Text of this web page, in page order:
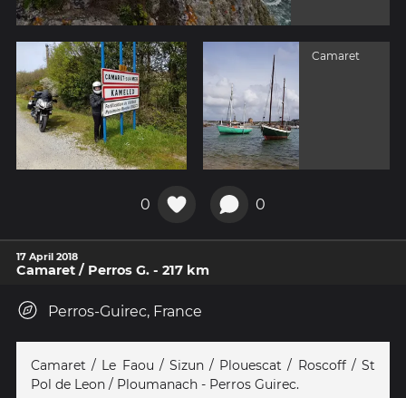
Camaret
0 0
17 April 2018
Camaret / Perros G. - 217 km
Perros-Guirec, France
Camaret / Le Faou / Sizun / Plouescat / Roscoff / St
Pol de Leon / Ploumanach - Perros Guirec.